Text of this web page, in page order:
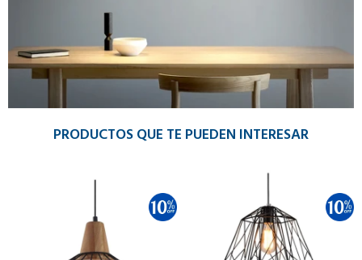
PRODUCTOS QUE TE PUEDEN INTERESAR